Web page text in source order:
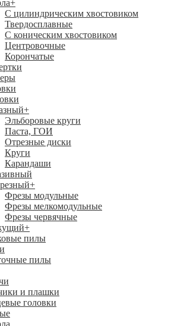
+
С цилиндрическим хвостовиком
Твердосплавные
С коническим хвостовиком
Центровочные
Корончатые
+
Эльборовые круги
Паста, ГОИ
Отрезные диски
Круги
Карандаши
+
Фрезы модульные
Фрезы мелкомодульные
Фрезы червячные
+
пилы
пилы
и плашки
головки